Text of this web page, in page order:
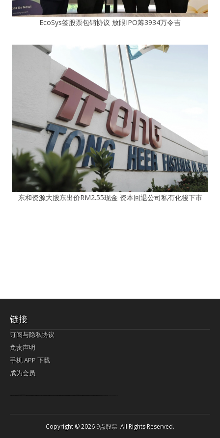
EcoSys签股票包销协议 放眼IPO筹3934万令吉
东和资源大股东出价RM2.55现金 资本回退公司私有化後下市
链接
订阅与隐私协议
免责声明
手机 APP 下载
成为会员
Copyright © 20269点股票. All Rights Reserved.